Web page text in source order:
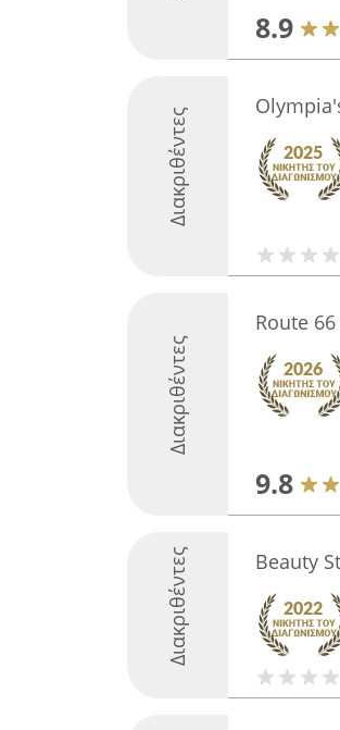
8.9
Διακριθέντες
Διακριθέντες
Route
9.8
Διακριθέντες Beauty